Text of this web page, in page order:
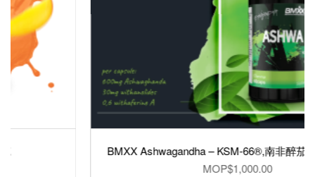
BMXX Ashwagandha – KSM-66®,南非醉茄 60 Capsules